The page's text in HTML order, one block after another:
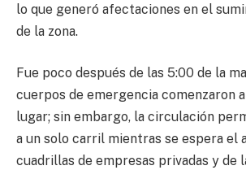
lo que generó afectaciones en el
de la zona.
Fue poco después de las 5:00 de la
cuerpos de emergencia comenzaron
lugar; sin embargo, la circulación
a un solo carril mientras se espera el
cuadrillas de empresas privadas y de